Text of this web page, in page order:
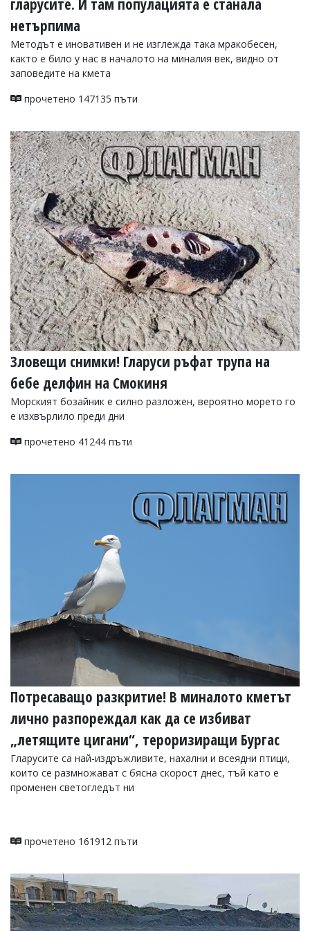
гларусите. И там популацията е станала
нетърпима
Методът е иновативен и не изглежда така мракобесен,
както е било у нас в началото на миналия век, видно от
заповедите на кмета
прочетено 147135 пъти
Зловещи снимки! Гларуси ръфат трупа на
бебе делфин на Смокиня
Морският бозайник е силно разложен, вероятно морето го
е изхвърлило преди дни
прочетено 41244 пъти
Потресаващо разкритие! В миналото кметът
лично разпореждал как да се избиват
„летящите цигани“, тероризиращи Бургас
Гларусите са най-издръжливите, нахални и всеядни птици,
които се размножават с бясна скорост днес, тъй като е
променен светогледът ни
прочетено 161912 пъти